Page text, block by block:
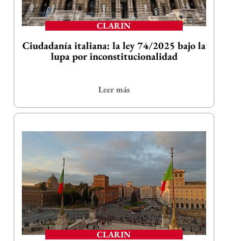
CLARIN
Ciudadanía italiana: la ley 74/2025 bajo la
lupa por inconstitucionalidad
Leer más
CLARIN